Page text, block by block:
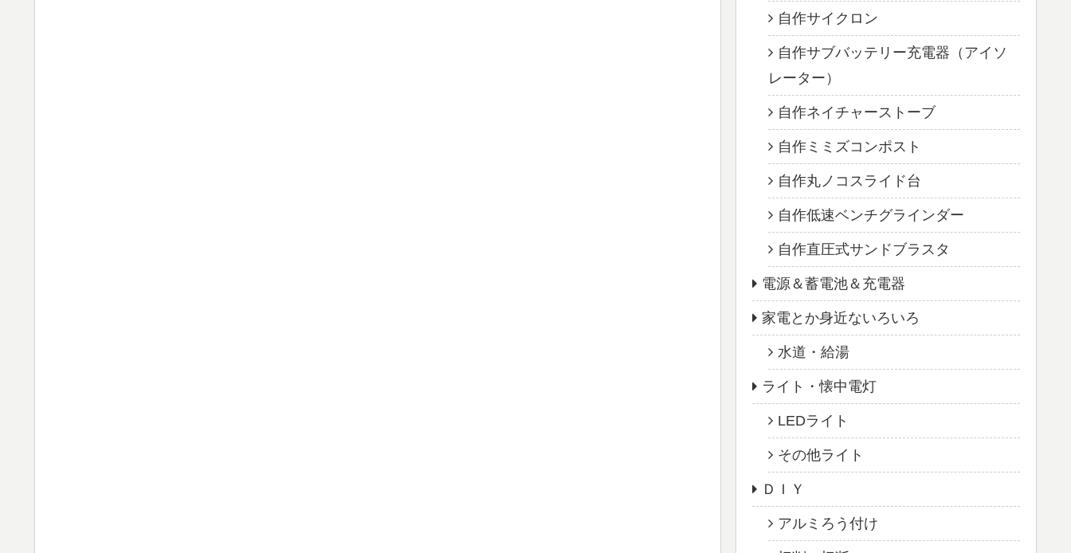
自作サイクロン
自作サブバッテリー充電器（アイソ
レーター）
自作ネイチャーストーブ
自作ミミズコンポスト
自作丸ノコスライド台
自作低速ベンチグラインダー
自作直圧式サンドブラスタ
電源＆蓄電池＆充電器
家電とか身近ないろいろ
水道・給湯
ライト・懐中電灯
LEDライト
その他ライト
ＤＩＹ
アルミろう付け